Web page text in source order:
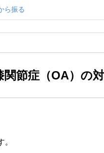
ら振る
節症（OA）の